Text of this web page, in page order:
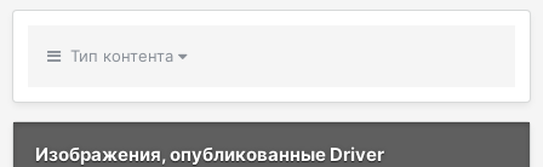
Тип контента
Изображения, опубликованные Driver